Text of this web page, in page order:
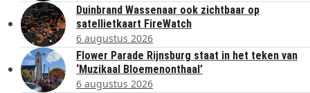
Duinbrand Wassenaar ook zichtbaar op
satellietkaart FireWatch
6 augustus 2026
Flower Parade Rijnsburg staat in het teken van
‘Muzikaal Bloemenonthaal’
6 augustus 2026